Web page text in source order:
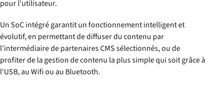
pour l'utilisateur.
Un SoC intégré garantit un fonctionnement intelligent et
évolutif, en permettant de diffuser du contenu par
l'intermédiaire de partenaires CMS sélectionnés, ou de
profiter de la gestion de contenu la plus simple qui soit grâce à
l'USB, au Wifi ou au Bluetooth.